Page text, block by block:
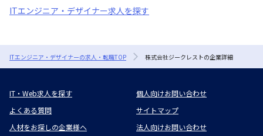
ITエンジニア・デザイナー求人を探す
ITエンジニア・デザイナーの求人・転職TOP 株式会社ジークレストの企業詳細
IT・Web求人を探す
個人向けお問い合わせ
よくある質問
サイトマップ
人材をお探しの企業様へ
法人向けお問い合わせ